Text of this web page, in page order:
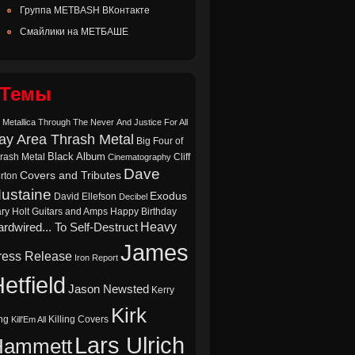
Группа METBASH ВКонтакте
Смайлики на МЕТБАШЕ
Темы
Metallica Through The Never And Justice For All
Area Thrash Metal Big Four of
Metal Black Album Cinematography Cliff
Covers and Tributes Dave
David Ellefson Decibel Exodus
Holt Guitars and Amps Happy Birthday
To Self-Destruct Heavy
Release Iron Report James
Jason Newsted Kerry
Kill'Em All Killing Covers Kirk
Lars Ulrich